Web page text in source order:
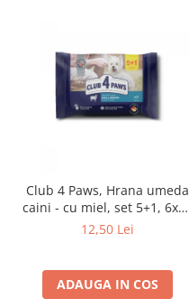
Club 4 Paws, Hrana umeda
caini - cu miel, set 5+1, 6x80
g
12,50 Lei
ADAUGA IN COS